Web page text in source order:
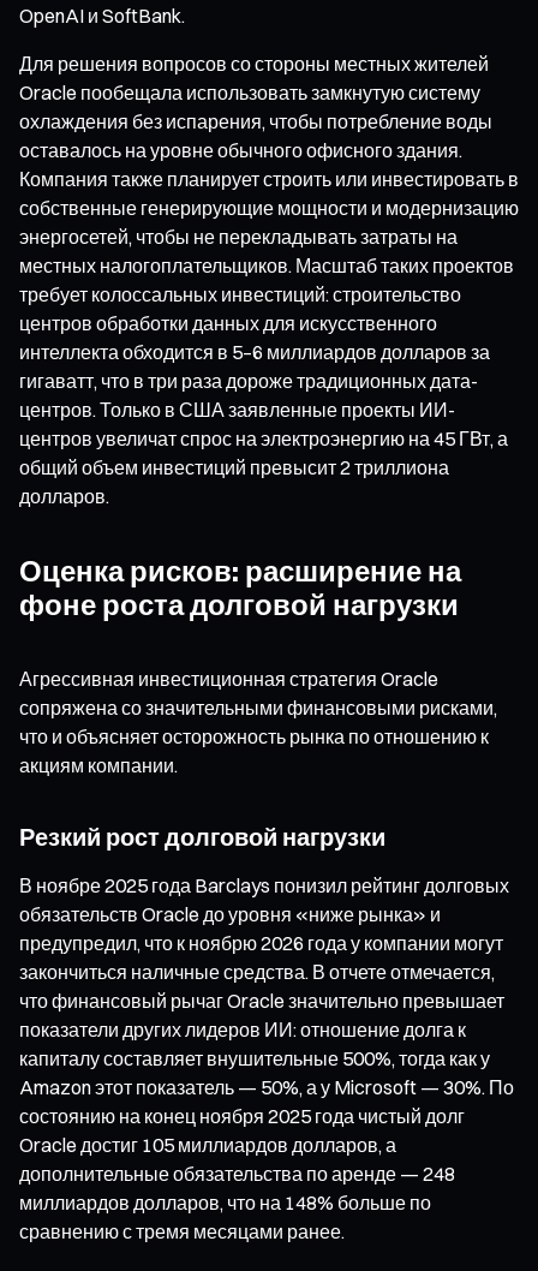
OpenAI и SoftBank.
Для решения вопросов со стороны местных жителей
Oracle пообещала использовать замкнутую систему
охлаждения без испарения, чтобы потребление воды
оставалось на уровне обычного офисного здания.
Компания также планирует строить или инвестировать в
собственные генерирующие мощности и модернизацию
энергосетей, чтобы не перекладывать затраты на
местных налогоплательщиков. Масштаб таких проектов
требует колоссальных инвестиций: строительство
центров обработки данных для искусственного
интеллекта обходится в 5–6 миллиардов долларов за
гигаватт, что в три раза дороже традиционных дата-
центров. Только в США заявленные проекты ИИ-
центров увеличат спрос на электроэнергию на 45 ГВт, а
общий объем инвестиций превысит 2 триллиона
долларов.
Оценка рисков: расширение на
фоне роста долговой нагрузки
Агрессивная инвестиционная стратегия Oracle
сопряжена со значительными финансовыми рисками,
что и объясняет осторожность рынка по отношению к
акциям компании.
Резкий рост долговой нагрузки
В ноябре 2025 года Barclays понизил рейтинг долговых
обязательств Oracle до уровня «ниже рынка» и
предупредил, что к ноябрю 2026 года у компании могут
закончиться наличные средства. В отчете отмечается,
что финансовый рычаг Oracle значительно превышает
показатели других лидеров ИИ: отношение долга к
капиталу составляет внушительные 500%, тогда как у
Amazon этот показатель — 50%, а у Microsoft — 30%. По
состоянию на конец ноября 2025 года чистый долг
Oracle достиг 105 миллиардов долларов, а
дополнительные обязательства по аренде — 248
миллиардов долларов, что на 148% больше по
сравнению с тремя месяцами ранее.